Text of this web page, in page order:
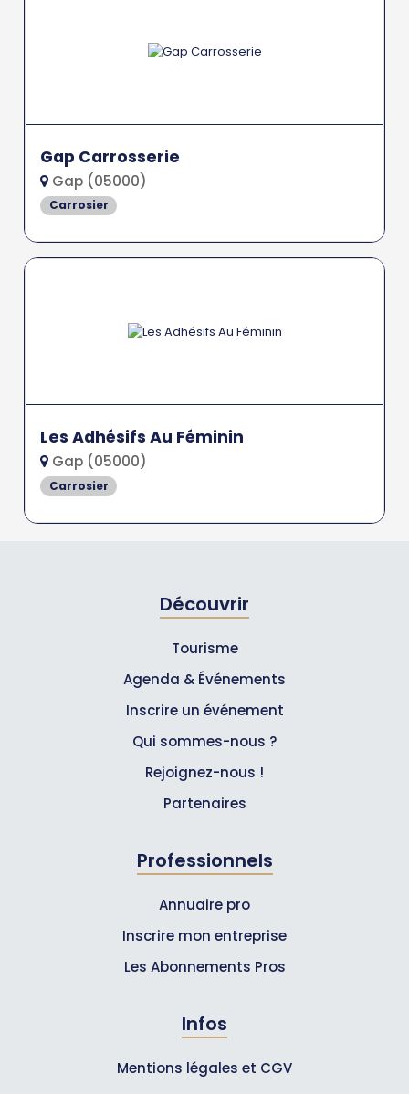
Gap Carrosserie
Gap (05000)
Carrosier
Les Adhésifs Au Féminin
Gap (05000)
Carrosier
Découvrir
Tourisme
Agenda & Événements
Inscrire un événement
Qui sommes-nous ?
Rejoignez-nous !
Partenaires
Professionnels
Annuaire pro
Inscrire mon entreprise
Les Abonnements Pros
Infos
Mentions légales et CGV